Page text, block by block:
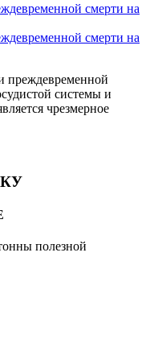
смерти на
смерти на
преждевременной
системы и
чрезмерное
полезной